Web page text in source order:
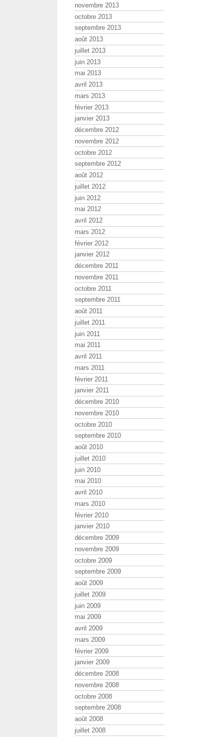
novembre 2013
octobre 2013
septembre 2013
août 2013
juillet 2013
juin 2013
mai 2013
avril 2013
mars 2013
février 2013
janvier 2013
décembre 2012
novembre 2012
octobre 2012
septembre 2012
août 2012
juillet 2012
juin 2012
mai 2012
avril 2012
mars 2012
février 2012
janvier 2012
décembre 2011
novembre 2011
octobre 2011
septembre 2011
août 2011
juillet 2011
juin 2011
mai 2011
avril 2011
mars 2011
février 2011
janvier 2011
décembre 2010
novembre 2010
octobre 2010
septembre 2010
août 2010
juillet 2010
juin 2010
mai 2010
avril 2010
mars 2010
février 2010
janvier 2010
décembre 2009
novembre 2009
octobre 2009
septembre 2009
août 2009
juillet 2009
juin 2009
mai 2009
avril 2009
mars 2009
février 2009
janvier 2009
décembre 2008
novembre 2008
octobre 2008
septembre 2008
août 2008
juillet 2008